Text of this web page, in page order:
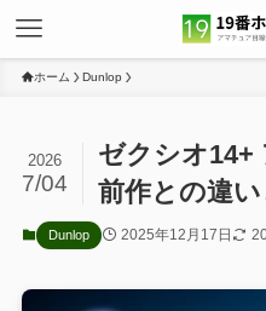
ホーム Dunlop
ゼクシオ14+
前作との違
2026
7/04
Dunlop 2025年12月17日